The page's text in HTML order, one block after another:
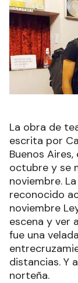
La obra de
escrita por
Buenos
octubre y se
noviembre.
reconocido
noviembre
escena y ver
fue una
distancias. Y
norteña.